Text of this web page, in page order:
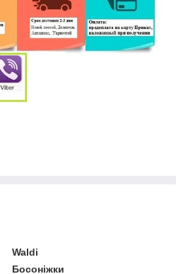
Waldi
Босоніжки